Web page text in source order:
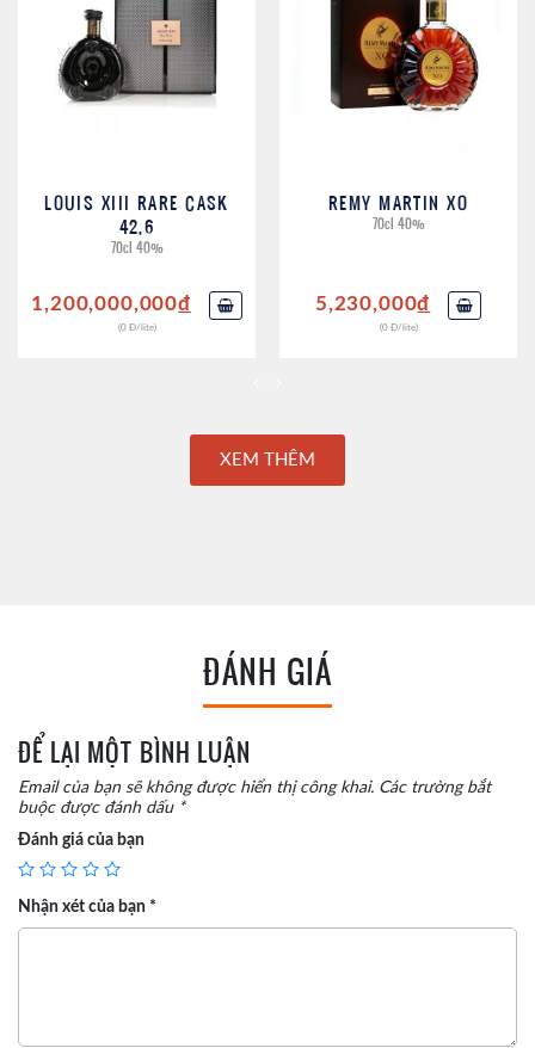
LOUIS XIII RARE CASK
42,6
70cl 40%
1,200,000,000đ
(0 Đ/lite)
REMY MARTIN XO
70cl 40%
5,230,000đ
(0 Đ/lite)
XEM THÊM
ĐÁNH GIÁ
ĐỂ LẠI MỘT BÌNH LUẬN
Email của bạn sẽ không được hiển thị công khai. Các trường bắt
buộc được đánh dấu *
Đánh giá của bạn
Nhận xét của bạn *